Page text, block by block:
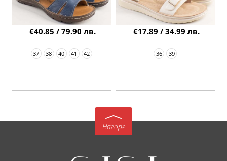
37 38 40 41 42
€40.85 / 79.90 лв.
36 39
€17.89 / 34.99 лв.
Нагоре